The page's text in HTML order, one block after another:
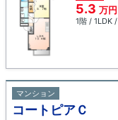
5.3 万円
1階 / 1LDK /
マンション
コートピアＣ